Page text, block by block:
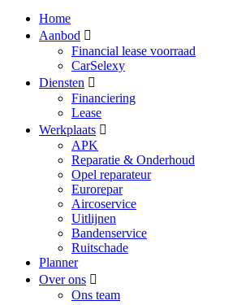
Home
Aanbod
Financial lease voorraad
CarSelexy
Diensten
Financiering
Lease
Werkplaats
APK
Reparatie & Onderhoud
Opel reparateur
Eurorepar
Aircoservice
Uitlijnen
Bandenservice
Ruitschade
Planner
Over ons
Ons team